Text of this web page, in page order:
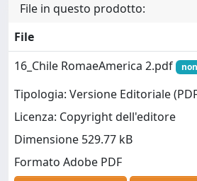
File in questo prodotto:
File
16_Chile RomaeAmerica 2.pdf
Tipologia: Versione Editoriale
Licenza: Copyright dell'editore
Dimensione 529.77 kB
Formato Adobe PDF